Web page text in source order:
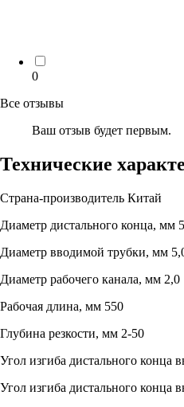
0
Все отзывы
Ваш отзыв будет первым.
Технические
Страна-производитель Китай
Диаметр дистального конца, мм
Диаметр вводимой трубки, мм
Диаметр рабочего канала, мм 2,0
Рабочая длина, мм 550
Глубина резкости, мм 2-50
Угол изгиба дистального конца
Угол изгиба дистального конца